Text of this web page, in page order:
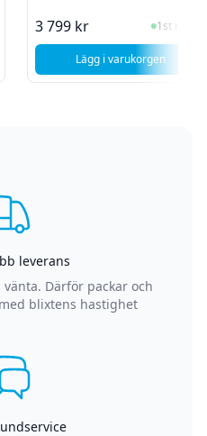
16 A2485 / A2780 / A2991 (2021 -
3 799 kr I Lager
1st i lager
Lägg i varukorgen
, Apple Macbook
leverans
Därför packar och
blixtens hastighet